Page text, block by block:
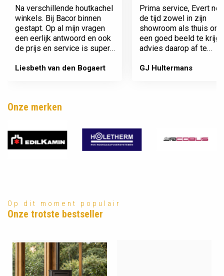
Na verschillende houtkachel
winkels. Bij Bacor binnen
gestapt. Op al mijn vragen
een eerlijk antwoord en ook
de prijs en service is super.
gedoe achteraf
Liesbeth van den Bogaert
Prima service, Evert
de tijd zowel in zijn
showroom als thuis om
een goed beeld te
advies daarop af te
kachel. Komt afspraken
GJ Hultermans
Onze merken
Op dit moment populair
Onze trotste bestseller